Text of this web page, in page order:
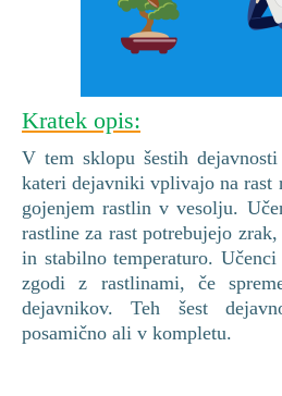
Kratek opis:
V tem sklopu šestih
kateri dejavniki vplivajo na
gojenjem rastlin v vesolju.
rastline za rast potrebujejo
in stabilno temperaturo.
zgodi z rastlinami, če
dejavnikov. Teh šest
posamično ali v kompletu.